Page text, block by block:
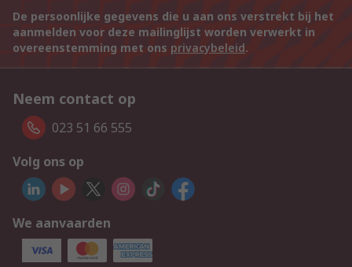
De persoonlijke gegevens die u aan ons verstrekt bij het
aanmelden voor deze mailinglijst worden verwerkt in
overeenstemming met ons privacybeleid.
Neem contact op
023 51 66 555
Volg ons op
We aanvaarden